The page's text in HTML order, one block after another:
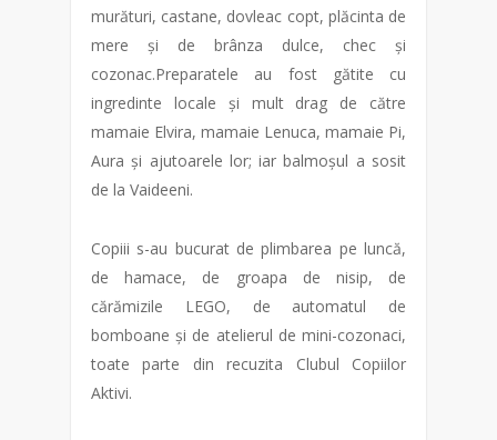
murături, castane, dovleac copt, plăcinta de
mere și de brânza dulce, chec și
cozonac.Preparatele au fost gătite cu
ingredinte locale și mult drag de către
mamaie Elvira, mamaie Lenuca, mamaie Pi,
Aura și ajutoarele lor; iar balmoșul a sosit
de la Vaideeni.
Copiii s-au bucurat de plimbarea pe luncă,
de hamace, de groapa de nisip, de
cărămizile LEGO, de automatul de
bomboane și de atelierul de mini-cozonaci,
toate parte din recuzita Clubul Copiilor
Aktivi.